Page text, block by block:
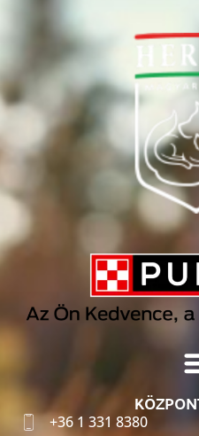
+36 1 331 8380